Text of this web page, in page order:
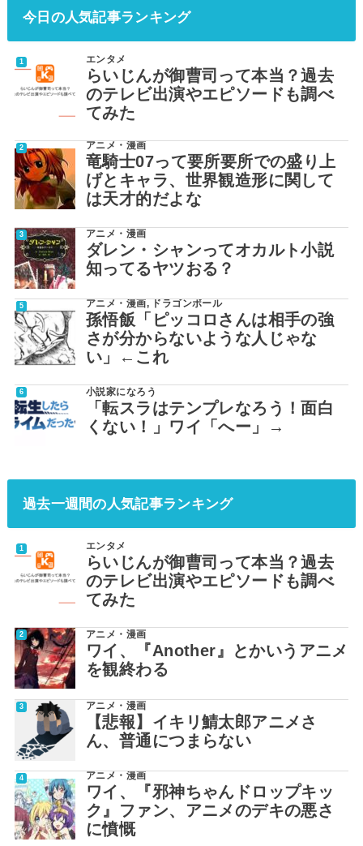
今日の人気記事ランキング
エンタメ
らいじんが御曹司って本当？過去
のテレビ出演やエピソードも調べ
てみた
アニメ・漫画
竜騎士07って要所要所での盛り上
げとキャラ、世界観造形に関して
は天才的だよな
アニメ・漫画
ダレン・シャンってオカルト小説
知ってるヤツおる？
アニメ・漫画, ドラゴンボール
孫悟飯「ピッコロさんは相手の強
さが分からないような人じゃな
い」←これ
小説家になろう
「転スラはテンプレなろう！面白
くない！」ワイ「へー」→
過去一週間の人気記事ランキング
エンタメ
らいじんが御曹司って本当？過去
のテレビ出演やエピソードも調べ
てみた
アニメ・漫画
ワイ、『Another』とかいうアニメ
を観終わる
アニメ・漫画
【悲報】イキリ鯖太郎アニメさ
ん、普通につまらない
アニメ・漫画
ワイ、『邪神ちゃんドロップキッ
ク』ファン、アニメのデキの悪さ
に憤慨